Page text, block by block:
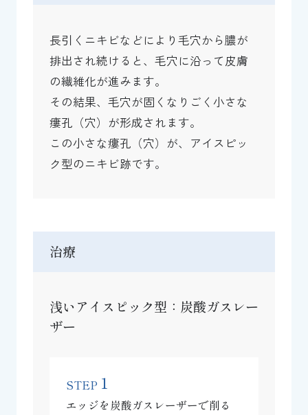
長引くニキビなどにより毛穴から膿が
排出され続けると、毛穴に沿って皮膚
の繊維化が進みます。
その結果、毛穴が固くなりごく小さな
瘻孔（穴）が形成されます。
この小さな瘻孔（穴）が、アイスピッ
ク型のニキビ跡です。
治療
浅いアイスピック型：炭酸ガスレー
ザー
STEP 1
エッジを炭酸ガスレーザーで削る